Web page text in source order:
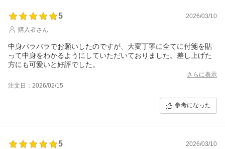
5
2026/03/10
購入者さん
中身バラバラでお願いしたのですが、大変丁寧に全てに付箋を貼
って中身をわかるようにしていただいておりました。差し上げた
方にも可愛いと好評でした。
さらに表示
注文日：2026/02/15
参考になった
5
2026/03/10